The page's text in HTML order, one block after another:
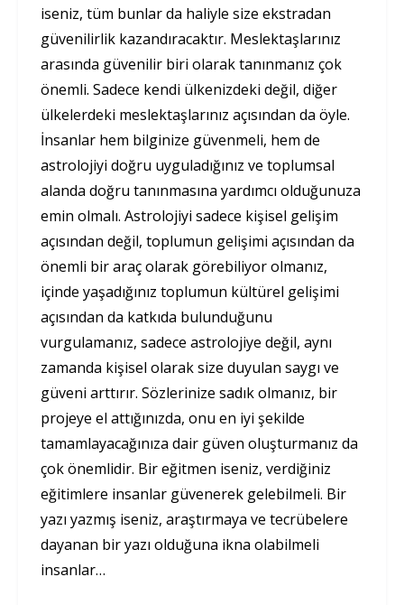
iseniz, tüm bunlar da haliyle size ekstradan
güvenilirlik kazandıracaktır. Meslektaşlarınız
arasında güvenilir biri olarak tanınmanız çok
önemli. Sadece kendi ülkenizdeki değil, diğer
ülkelerdeki meslektaşlarınız açısından da öyle.
İnsanlar hem bilginize güvenmeli, hem de
astrolojiyi doğru uyguladığınız ve toplumsal
alanda doğru tanınmasına yardımcı olduğunuza
emin olmalı. Astrolojiyi sadece kişisel gelişim
açısından değil, toplumun gelişimi açısından da
önemli bir araç olarak görebiliyor olmanız,
içinde yaşadığınız toplumun kültürel gelişimi
açısından da katkıda bulunduğunu
vurgulamanız, sadece astrolojiye değil, aynı
zamanda kişisel olarak size duyulan saygı ve
güveni arttırır. Sözlerinize sadık olmanız, bir
projeye el attığınızda, onu en iyi şekilde
tamamlayacağınıza dair güven oluşturmanız da
çok önemlidir. Bir eğitmen iseniz, verdiğiniz
eğitimlere insanlar güvenerek gelebilmeli. Bir
yazı yazmış iseniz, araştırmaya ve tecrübelere
dayanan bir yazı olduğuna ikna olabilmeli
insanlar…